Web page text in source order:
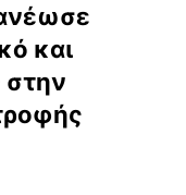
και
στην